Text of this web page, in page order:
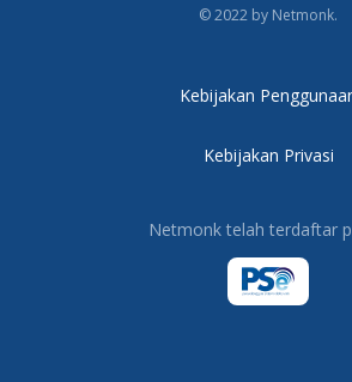
© 2022 by Netmonk.
Kebijakan
Kebijakan Privasi
Netmonk telah terdaftar